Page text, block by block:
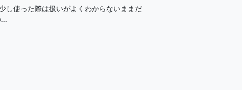
し使った際は扱いがよくわからないままだ